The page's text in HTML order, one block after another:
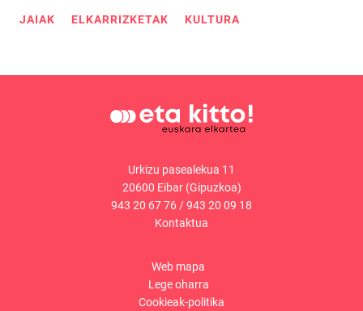
JAIAK ELKARRIZKETAK KULTURA
Urkizu pasealekua 11
20600 Eibar (Gipuzkoa)
943 20 67 76/943 20 09 18
Kontaktua
Web mapa
Lege oharra
Cookieak-politika